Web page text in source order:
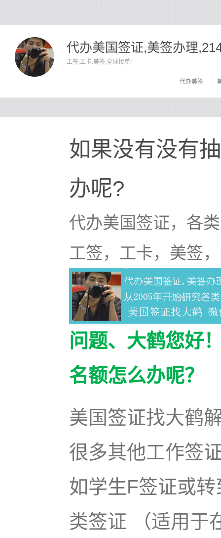
代办美国签证,美签办理
工签,工卡.美签,全球接单!
代办美签
如果没有没有
办呢?
代办美国签证，各
工签，工卡，美签
问题、大鹤您好
名额怎么办呢？
美国签证找大鹤
很多其他工作签
如学生F签证或
类签证 （适用于